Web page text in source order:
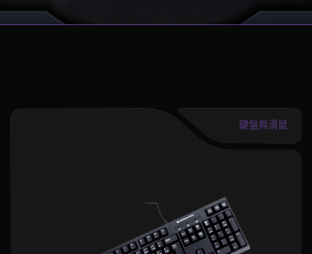
鍵盤與滑鼠